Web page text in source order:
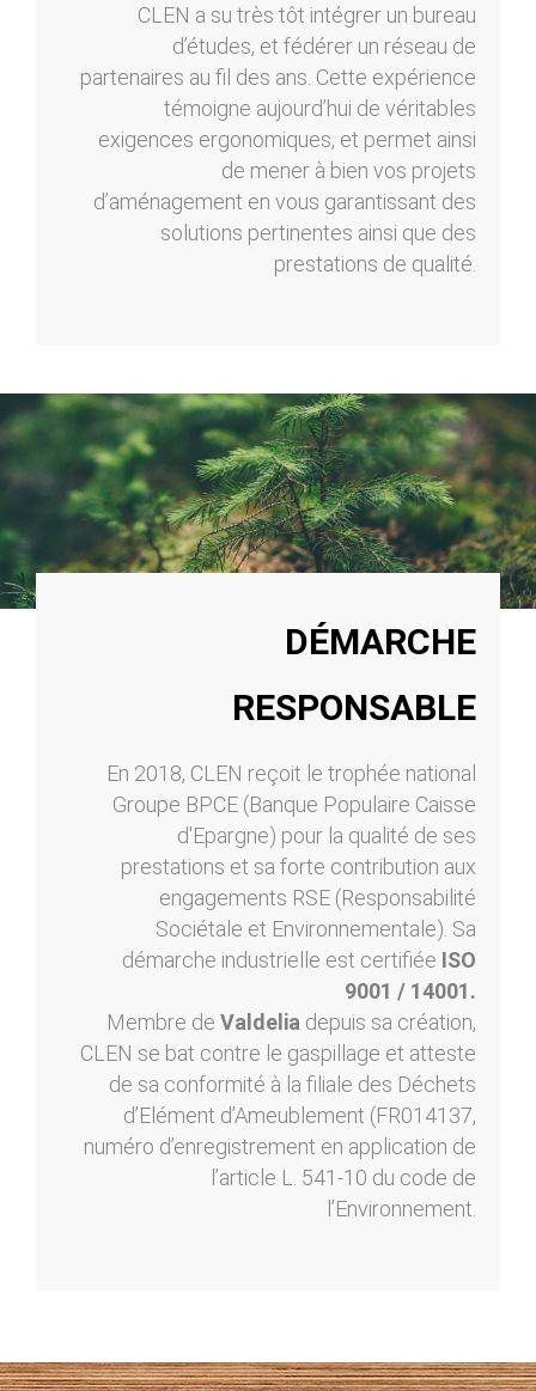
CLEN a su très tôt intégrer un bureau
d’études, et fédérer un réseau de
partenaires au fil des ans. Cette expérience
témoigne aujourd’hui de véritables
exigences ergonomiques, et permet ainsi
de mener à bien vos projets
d’aménagement en vous garantissant des
solutions pertinentes ainsi que des
prestations de qualité.
DÉMARCHE
RESPONSABLE
En 2018, CLEN reçoit le trophée national
Groupe BPCE (Banque Populaire Caisse
d'Epargne) pour la qualité de ses
prestations et sa forte contribution aux
engagements RSE (Responsabilité
Sociétale et Environnementale). Sa
démarche industrielle est certifiée ISO
9001 / 14001.
Membre de Valdelia depuis sa création,
CLEN se bat contre le gaspillage et atteste
de sa conformité à la filiale des Déchets
d’Elément d’Ameublement (FR014137,
numéro d’enregistrement en application de
l’article L. 541-10 du code de
l’Environnement.